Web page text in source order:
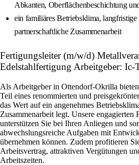
Abkanten, Oberflächenbeschichtung
ein familiäres Betriebsklima,
partnerschaftliche Zusammenarbeit
Fertigungsleiter (m/w/d)
Edelstahlfertigung Arbeitgeber: Ic-
Als Arbeitgeber in Ottendorf-Okrilla
Teil eines renommierten und
das Wert auf ein angenehmes
Zusammenarbeit legt. Unsere engagierten
unterstützen Sie bei Ihren Anliegen und
abwechslungsreiche Aufgaben mit
übernehmen können. Zudem profitieren
Arbeitsvertrag, attraktiven Vergütungen
Arbeitszeiten.